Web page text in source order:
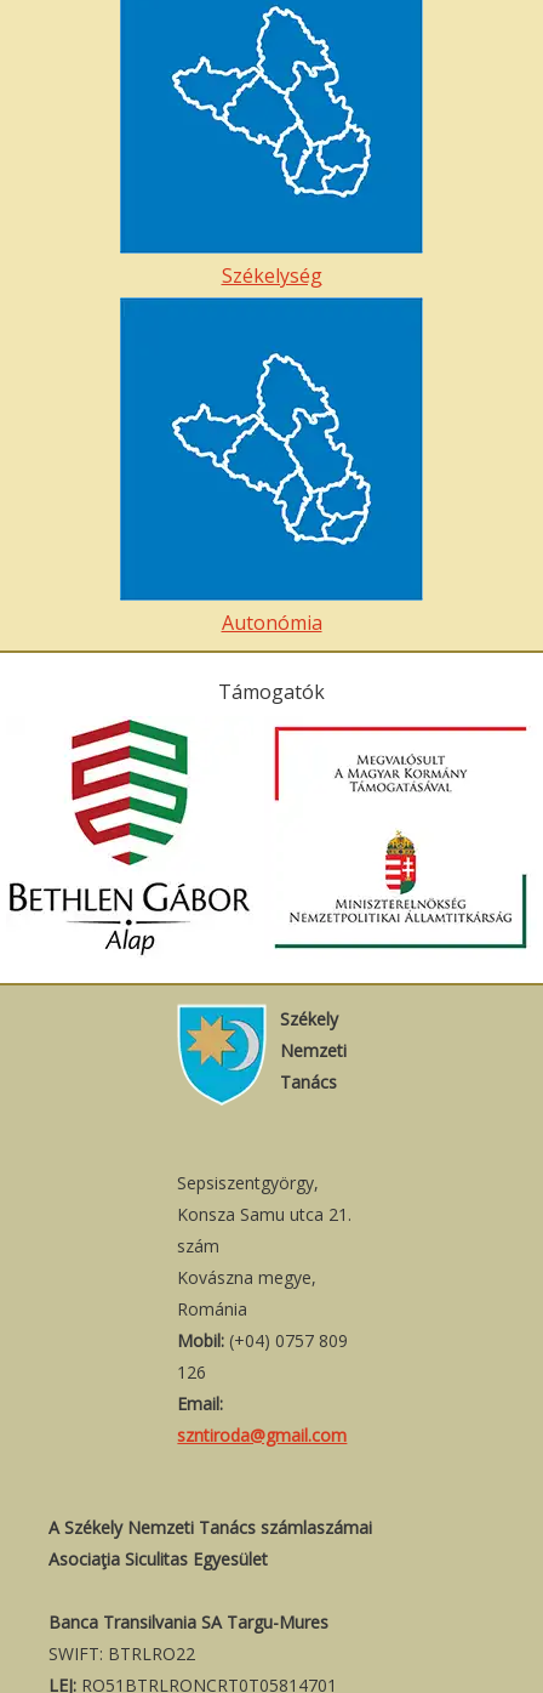
Székelység
Autonómia
Támogatók
Székely
Nemzeti
Tanács
Sepsiszentgyörgy,
Konsza Samu utca 21.
szám
Kovászna megye,
Románia
Mobil: (+04) 0757 809
126
Email:
szntiroda@gmail.com
A Székely Nemzeti Tanács számlaszámai
Asociaţia Siculitas Egyesület
Banca Transilvania SA Targu-Mures
SWIFT: BTRLRO22
LEJ: RO51BTRLRONCRT0T05814701